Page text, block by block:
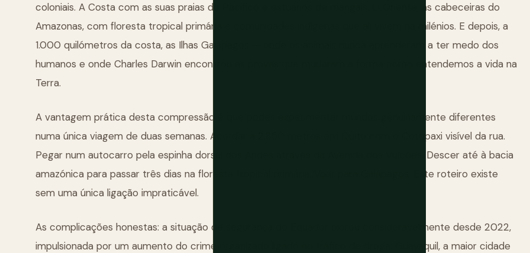
coloniais. A Costa com as suas praias do Pacífico e estuários de mangais. O Oriente, as cabeceiras do
Amazonas, com floresta tropical primária e comunidades indígenas que ali vivem há milénios. E depois, a
1.000 quilómetros da costa, as Ilhas Galápagos — onde os animais nunca aprenderam a ter medo dos
humanos e onde Charles Darwin encontrou as provas que mudaram a forma como entendemos a vida na
Terra.
A vantagem prática desta compressão é que podes experimentar mundos genuinamente diferentes
numa única viagem de duas semanas. Acordar a 2.850 metros em Quito com o Cotopaxi visível da rua.
Pegar num autocarro pela espinha dorsal dos Andes através da Avenida dos Vulcões. Descer até à bacia
amazónica para passar três dias na floresta tropical primária. Voar para Galápagos. Este roteiro existe
sem uma única ligação impraticável.
As complicações honestas: a situação de segurança do Equador piorou consideravelmente desde 2022,
impulsionada por um aumento do crime organizado ligado ao tráfico de droga. Guayaquil, a maior cidade